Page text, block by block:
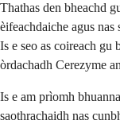
Thathas den bheachd
èifeachdaiche agus nas
Is e seo as coireach gu
òrdachadh Cerezyme
Is e am prìomh
saothrachaidh nas